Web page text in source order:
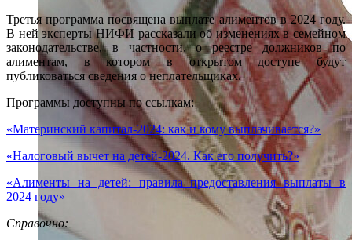
Третья программа посвящена выплате алиментов в 2024 году.
В ней эксперты НИФИ рассказали об изменениях в семейном
законодательстве, в частности, о реестре должников по
алиментам, в котором в открытом доступе будут
публиковаться сведения о неплательщиках.
Программы доступны по ссылкам:
«Материнский капитал-2024: как и кому выплачивается?»
«Налоговый вычет на детей-2024. Как его получить?»
«Алименты на детей: правила предоставления выплаты в
2024 году»
Справочно: